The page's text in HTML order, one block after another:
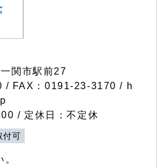
関市駅前27
/ FAX：0191-23-3170 / h
/ 定休日：不定休
付可